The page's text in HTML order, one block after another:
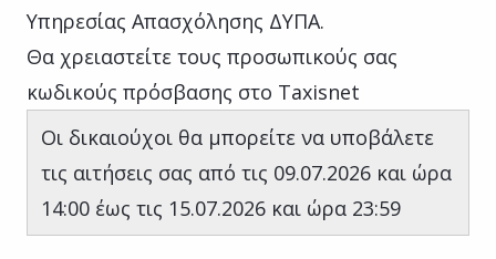
Υπηρεσίας Απασχόλησης ΔΥΠA.
Θα χρειαστείτε τους προσωπικούς σας
κωδικούς πρόσβασης στο Taxisnet
Οι δικαιούχοι θα μπορείτε να υποβάλετε
τις αιτήσεις σας από τις 09.07.2026 και ώρα
14:00 έως τις 15.07.2026 και ώρα 23:59